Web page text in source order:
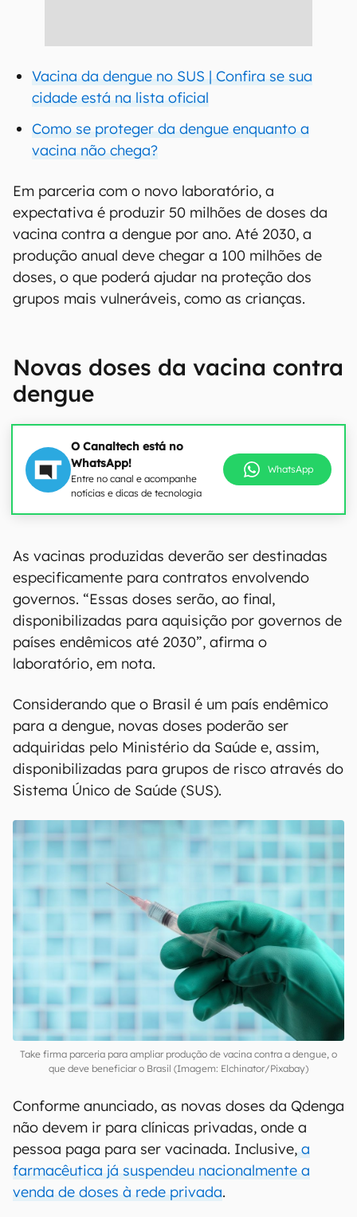
Vacina da dengue no SUS | Confira se sua
cidade está na lista oficial
Como se proteger da dengue enquanto a
vacina não chega?
Em parceria com o novo laboratório, a
expectativa é produzir 50 milhões de doses da
vacina contra a dengue por ano. Até 2030, a
produção anual deve chegar a 100 milhões de
doses, o que poderá ajudar na proteção dos
grupos mais vulneráveis, como as crianças.
Novas doses da vacina contra
dengue
O Canaltech está no
WhatsApp!
Entre no canal e acompanhe
notícias e dicas de tecnologia
WhatsApp
As vacinas produzidas deverão ser destinadas
especificamente para contratos envolvendo
governos. “Essas doses serão, ao final,
disponibilizadas para aquisição por governos de
países endêmicos até 2030”, afirma o
laboratório, em nota.
Considerando que o Brasil é um país endêmico
para a dengue, novas doses poderão ser
adquiridas pelo Ministério da Saúde e, assim,
disponibilizadas para grupos de risco através do
Sistema Único de Saúde (SUS).
Take firma parceria para ampliar produção de vacina contra a dengue, o
que deve beneficiar o Brasil (Imagem: Elchinator/Pixabay)
Conforme anunciado, as novas doses da Qdenga
não devem ir para clínicas privadas, onde a
pessoa paga para ser vacinada. Inclusive, a
farmacêutica já suspendeu nacionalmente a
venda de doses à rede privada.